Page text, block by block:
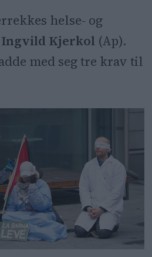
helse- og
Ingvild Kjerkol (Ap).
med seg tre krav til